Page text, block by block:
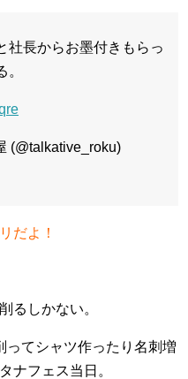
社長からお墨付きもらっ
(@talkative_roku)
だよ！
るしかない。
ってシャツ作ったり名刺増
ナフェス当日。